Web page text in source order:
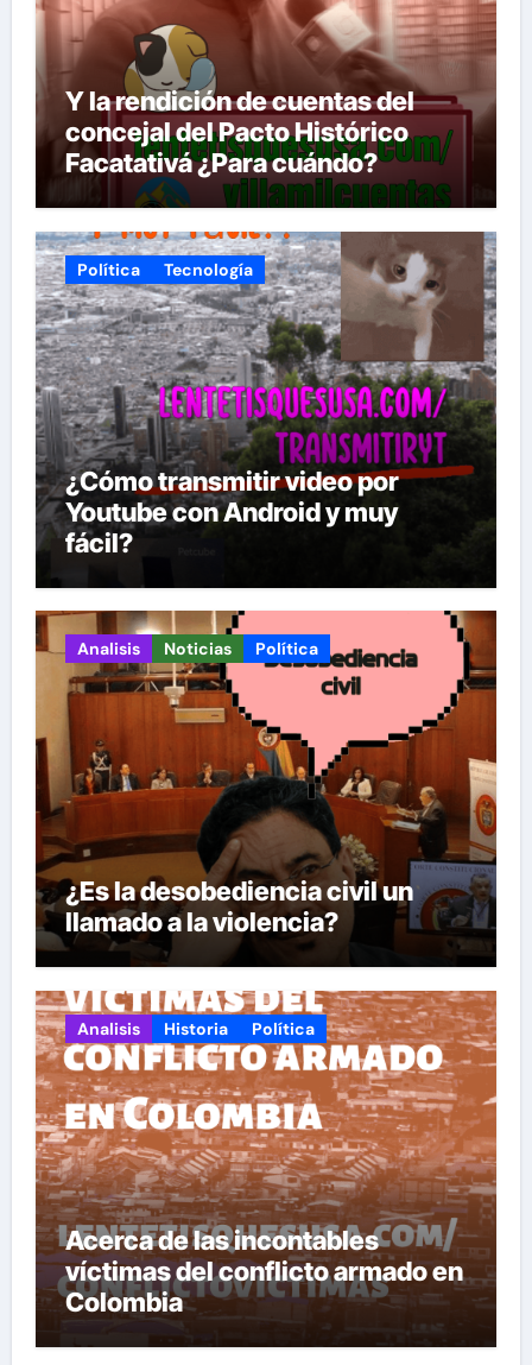
Y la rendición de cuentas del
concejal del Pacto Histórico
Facatativá ¿Para cuándo?
Política Tecnología
¿Cómo transmitir video por
Youtube con Android y muy
fácil?
Analisis Noticias Política
¿Es la desobediencia civil un
llamado a la violencia?
Analisis Historia Política
Acerca de las incontables
víctimas del conflicto armado en
Colombia